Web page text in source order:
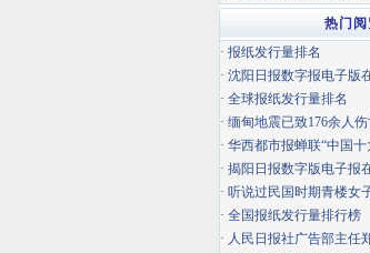
热门阅
· 报纸发行量排名
· 沈阳日报数字报电子版
· 全球报纸发行量排名
· 缅甸地震已致176余人
· 华西都市报蝉联“中国十
· 揭阳日报数字版电子报
· 听说过民国时期青楼女
· 全国报纸发行量排行榜
· 人民日报社广告部主任